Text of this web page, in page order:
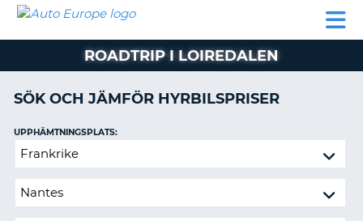
HYRBIL
HYRA
PARTNER
AUTO
EUROPE
HYRBIL
HYRA
MIN
MEDLEMSINFORMATION
BOKNING
ROADTRIP I LOIREDALEN
SÖK OCH JÄMFÖR HYRBILSPRISER
Återlämna
annan
UPPHÄMTNINGSPLATS: